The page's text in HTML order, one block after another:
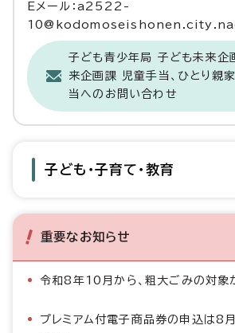
Eメール：a2522-
子ども青少年局 子ども未来企
来企画課 児童手当、ひとり親
当へのお問い合わせ
子ども・子育て・教育
重要なお知らせ
令和8年10月から、粗大ごみの対象
プレミアム付電子商品券の申込は8